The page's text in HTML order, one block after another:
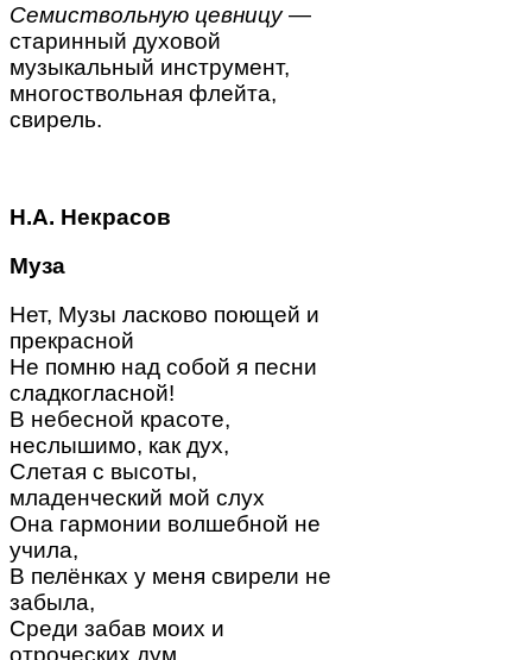
Семиствольную цевницу—
старинный духовой
музыкальный инструмент,
многоствольная флейта,
свирель.
Н.А. Некрасов
Муза
Нет, Музы ласково поющей и
прекрасной
Не помню над собой я песни
сладкогласной!
В небесной красоте,
неслышимо, как дух,
Слетая с высоты,
младенческий мой слух
Она гармонии волшебной не
учила,
В пелёнках у меня свирели не
забыла,
Среди забав моих и